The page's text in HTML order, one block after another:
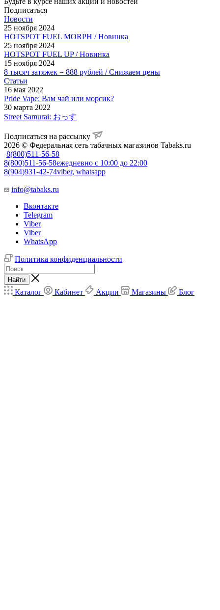
Подписаться
Новости
25 ноября 2024
HOTSPOT FUEL MORPH / Новинка
25 ноября 2024
HOTSPOT FUEL UP / Новинка
15 ноября 2024
8 тысяч затяжек = 888 рублей / Снижаем цены
Статьи
16 мая 2022
Pride Vape: Вам чай или морсик?
30 марта 2022
Street Samurai: おっす
Подписаться на рассылку
2026 © Федеральная сеть табачных магазинов Tabaks.ru
8(800)511-56-58
8(800)511-56-58ежедневно с 10:00 до 22:00
8(904)931-42-74viber, whatsapp
info@tabaks.ru
Вконтакте
Telegram
Viber
Viber
WhatsApp
Политика конфиденциальности
Найти
Каталог Кабинет Акции Магазины Блог